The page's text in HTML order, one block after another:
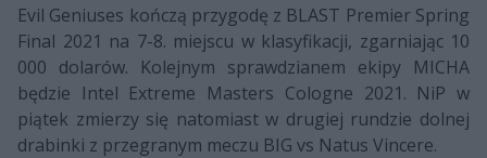
Evil Geniuses kończą przygodę z BLAST Premier Spring
Final 2021 na 7-8. miejscu w klasyfikacji, zgarniając 10
000 dolarów. Kolejnym sprawdzianem ekipy MICHA
będzie Intel Extreme Masters Cologne 2021. NiP w
piątek zmierzy się natomiast w drugiej rundzie dolnej
drabinki z przegranym meczu BIG vs Natus Vincere.